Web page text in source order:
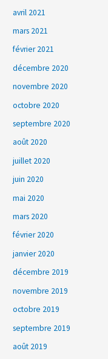
avril 2021
mars 2021
février 2021
décembre 2020
novembre 2020
octobre 2020
septembre 2020
août 2020
juillet 2020
juin 2020
mai 2020
mars 2020
février 2020
janvier 2020
décembre 2019
novembre 2019
octobre 2019
septembre 2019
août 2019